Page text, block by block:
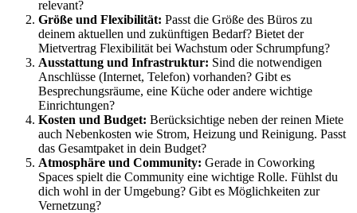
relevant?
Größe und Flexibilität: Passt die Größe des Büros zu
deinem aktuellen und zukünftigen Bedarf? Bietet der
Mietvertrag Flexibilität bei Wachstum oder Schrumpfung?
Ausstattung und Infrastruktur: Sind die notwendigen
Anschlüsse (Internet, Telefon) vorhanden? Gibt es
Besprechungsräume, eine Küche oder andere wichtige
Einrichtungen?
Kosten und Budget: Berücksichtige neben der reinen Miete
auch Nebenkosten wie Strom, Heizung und Reinigung. Passt
das Gesamtpaket in dein Budget?
Atmosphäre und Community: Gerade in Coworking
Spaces spielt die Community eine wichtige Rolle. Fühlst du
dich wohl in der Umgebung? Gibt es Möglichkeiten zur
Vernetzung?